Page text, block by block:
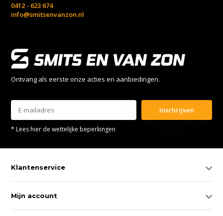
0412 - 623 674
info@smitsenvanzon.nl
Ontvang als eerste onze acties en aanbiedingen.
Inschrijven
* Lees hier de wettelijke beperkingen
Klantenservice
Mijn account